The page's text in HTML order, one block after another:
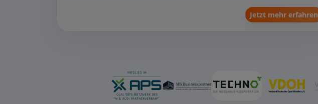
Jetzt mehr erfahren